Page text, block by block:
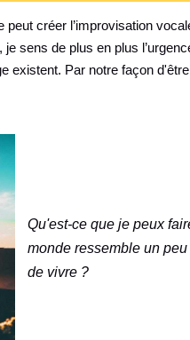
créer l’improvisation
sens de plus en plus
existent. Par notre façon
Qu'est-ce que je peux
monde ressemble un
de vivre ?